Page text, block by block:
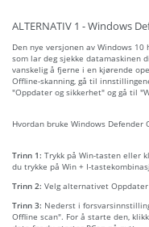
ALTERNATIV 1 - Windows
Den nye versjonen av Windows
som lar deg sjekke datamaskinen
vanskelig å fjerne i en kjørende
Offline-skanning, gå til
"Oppdater og sikkerhet" og gå til
Hvordan bruke Windows Defender
Trinn 1: Trykk på Win-tasten eller
du trykke på Win + I-
Trinn 2: Velg alternativet
Trinn 3: Nederst i
Offline scan". For å starte den,